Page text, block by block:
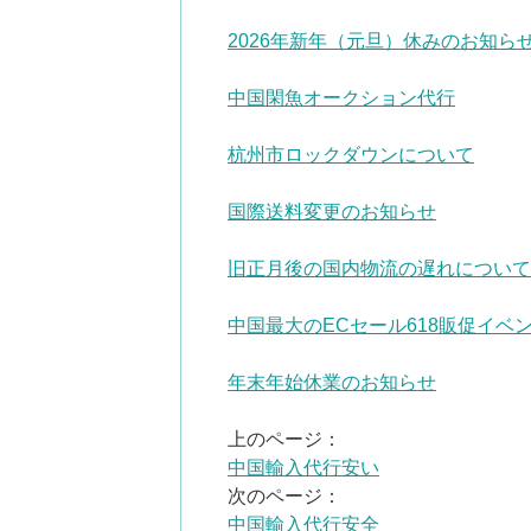
2026年新年（元旦）休みのお知ら
中国閑魚オークション代行
杭州市ロックダウンについて
国際送料変更のお知らせ
旧正月後の国内物流の遅れについて
中国最大のECセール618販促イベ
年末年始休業のお知らせ
上のページ：
中国輸入代行安い
次のページ：
中国輸入代行安全